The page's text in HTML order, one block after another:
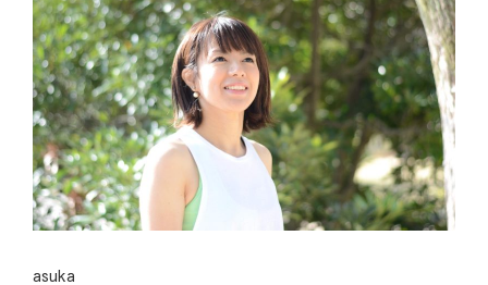
asuka